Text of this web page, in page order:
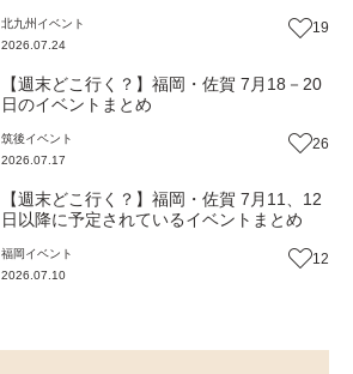
北九州 イベント
2026.07.24
19
【週末どこ行く？】福岡・佐賀 7月18－20
日のイベントまとめ
筑後イベント
2026.07.17
26
【週末どこ行く？】福岡・佐賀 7月11、12
日以降に予定されているイベントまとめ
福岡 イベント
2026.07.10
12